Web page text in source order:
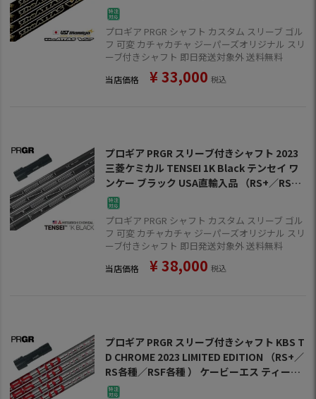
／RSF各種 ）
プロギア PRGR シャフト カスタム スリーブ ゴル
フ 可変 カチャカチャ ジーパーズオリジナル スリ
ーブ付きシャフト 即日発送対象外 送料無料
当店価格 ¥33,000 税込
プロギア PRGR スリーブ付きシャフト 2023
三菱ケミカル TENSEI 1K Black テンセイ ワ
ンケー ブラック USA直輸入品 （RS+／RS各
種／RSF各種 ） ゴルフ シャフト
プロギア PRGR シャフト カスタム スリーブ ゴル
フ 可変 カチャカチャ ジーパーズオリジナル スリ
ーブ付きシャフト 即日発送対象外 送料無料
当店価格 ¥38,000 税込
プロギア PRGR スリーブ付きシャフト KBS T
D CHROME 2023 LIMITED EDITION （RS+／
RS各種／RSF各種 ） ケービーエス ティーデ
ィー ゴルフ シャフト